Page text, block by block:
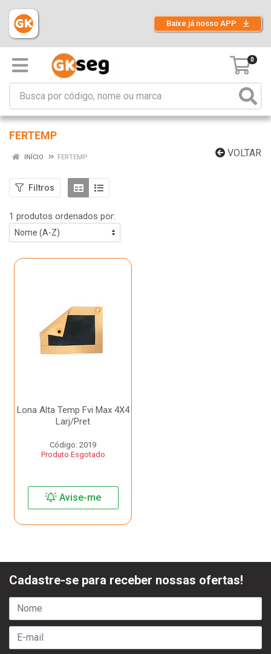
Baixe já nosso APP
0
FERTEMP
VOLTAR
INÍCIO FERTEMP
Filtros
1 produtos ordenados por:
Lona Alta Temp Fvi Max 4X4
Larj/Pret
Código: 2019
Produto Esgotado
Avise-me
Cadastre-se para receber nossas ofertas!